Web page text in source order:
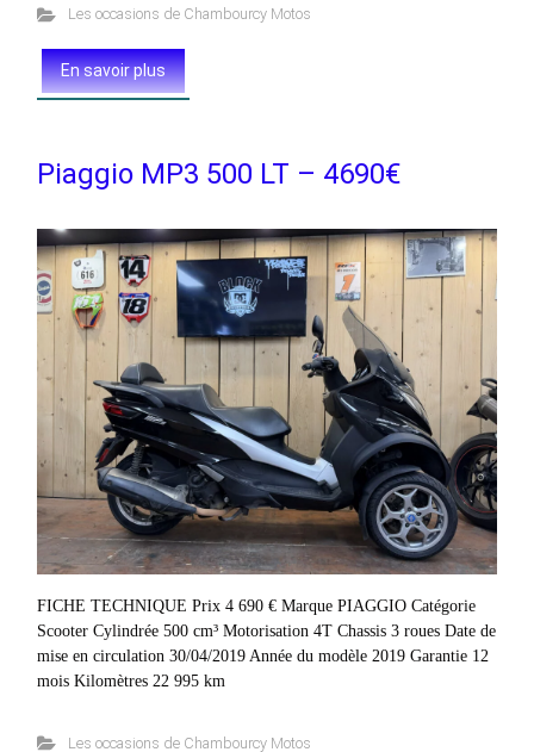
Les occasions de Chambourcy Motos
En savoir plus
Piaggio MP3 500 LT – 4690€
FICHE TECHNIQUE Prix 4 690 € Marque PIAGGIO Catégorie
Scooter Cylindrée 500 cm³ Motorisation 4T Chassis 3 roues Date de
mise en circulation 30/04/2019 Année du modèle 2019 Garantie 12
mois Kilomètres 22 995 km
Les occasions de Chambourcy Motos